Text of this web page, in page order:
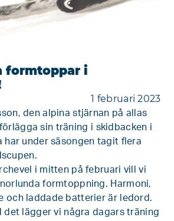
formtoppar i
1 februari 2023
den alpina stjärnan på allas
sin träning i skidbacken i
har under säsongen tagit flera
i mitten på februari vill vi
formtoppning. Harmoni,
och laddade batterier är ledord.
det lägger vi några dagars träning